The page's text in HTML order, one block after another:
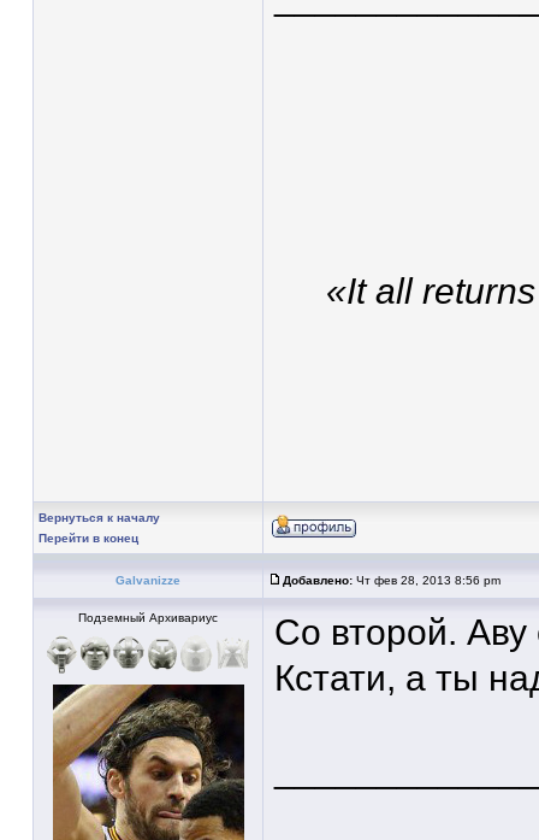
«It all
Вернуться к началу
Перейти в конец
Galvanizze Добавлено: Чт фев 28, 2013 8:56 pm
Подземный Архивариус
Со второй. Аву
Кстати, а ты